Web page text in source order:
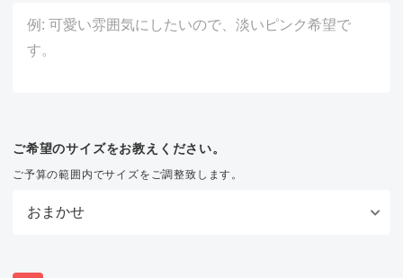
ご希望のサイズをお教えください。
ご予算の範囲内でサイズをご調整致します。